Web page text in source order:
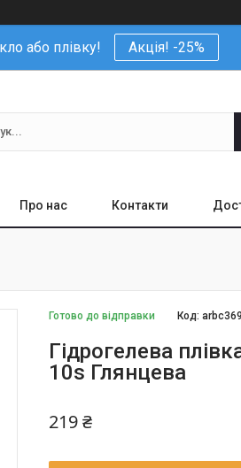
або плівку! Акція! -25%
Про нас Контакти
Готово до відправки Код:
Гідрогелева
10s Глянцева
219 ₴